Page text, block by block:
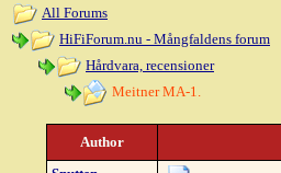
All Forums
HiFiForum.nu - Mångfaldens forum
Hårdvara, recensioner
Meitner MA-1.
Author